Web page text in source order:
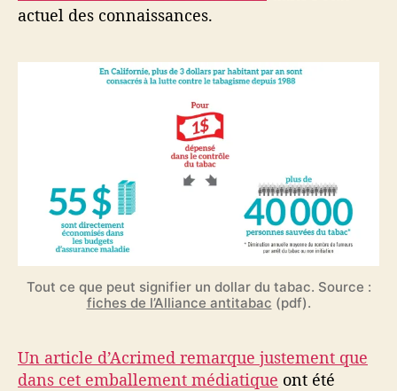
actuel des connaissances.
Tout ce que peut signifier un dollar du tabac. Source :
fiches de l’Alliance antitabac (pdf).
Un article d’Acrimed remarque justement que
dans cet emballement médiatique ont été